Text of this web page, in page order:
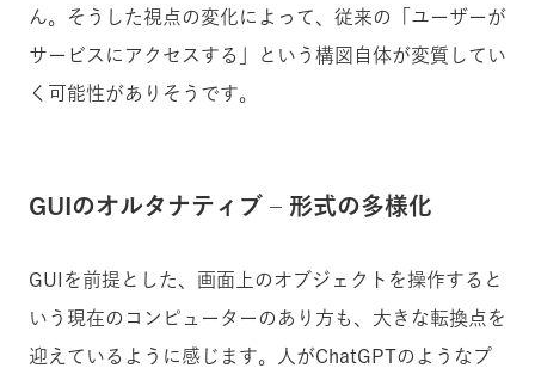
ん。そうした視点の変化によって、従来の「ユーザーが
サービスにアクセスする」という構図自体が変質してい
く可能性がありそうです。
GUIのオルタナティブ – 形式の多様化
GUIを前提とした、画面上のオブジェクトを操作すると
いう現在のコンピューターのあり方も、大きな転換点を
迎えているように感じます。人がChatGPTのようなプ